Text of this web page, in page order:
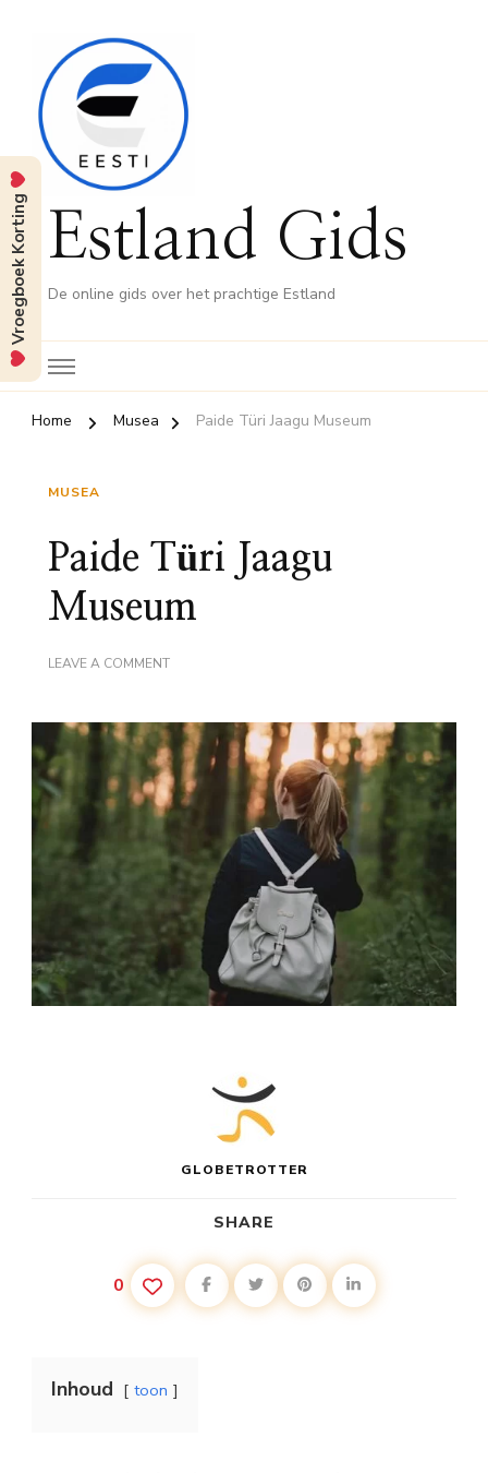
Estland Gids
De online gids over het prachtige Estland
Home Musea Paide Türi Jaagu Museum
MUSEA
Paide Türi Jaagu
Museum
LEAVE A COMMENTON
MUSEUM
GLOBETROTTER
SHARE
0
Inhoud toon
Vroegboek Korting